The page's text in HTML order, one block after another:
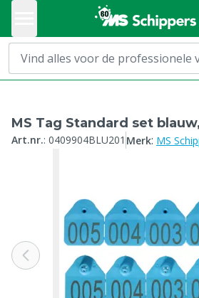
MS Tag Standard set
Art.nr.: 0409904BLU201 Merk: MS